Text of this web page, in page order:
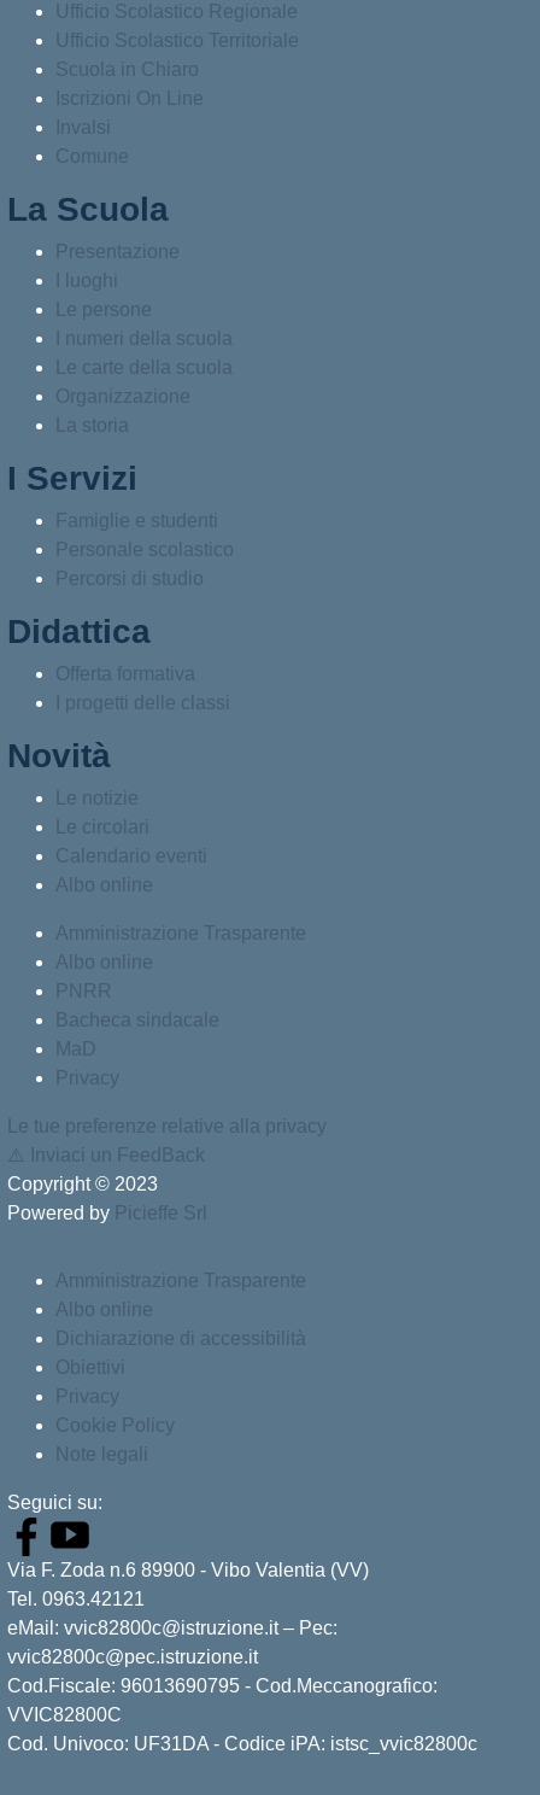
Ufficio Scolastico Regionale
Ufficio Scolastico Territoriale
Scuola in Chiaro
Iscrizioni On Line
Invalsi
Comune
La Scuola
Presentazione
I luoghi
Le persone
I numeri della scuola
Le carte della scuola
Organizzazione
La storia
I Servizi
Famiglie e studenti
Personale scolastico
Percorsi di studio
Didattica
Offerta formativa
I progetti delle classi
Novità
Le notizie
Le circolari
Calendario eventi
Albo online
Amministrazione Trasparente
Albo online
PNRR
Bacheca sindacale
MaD
Privacy
Le tue preferenze relative alla privacy
⚠️
Inviaci un FeedBack
Copyright © 2023
Powered by Picieffe Srl
Amministrazione Trasparente
Albo online
Dichiarazione di accessibilità
Obiettivi
Privacy
Cookie Policy
Note legali
Seguici su:
Via F. Zoda n.6 89900 - Vibo Valentia (VV)
Tel. 0963.42121
eMail: vvic82800c@istruzione.it – Pec:
vvic82800c@pec.istruzione.it
Cod.Fiscale: 96013690795 - Cod.Meccanografico:
VVIC82800C
Cod. Univoco: UF31DA - Codice iPA: istsc_vvic82800c